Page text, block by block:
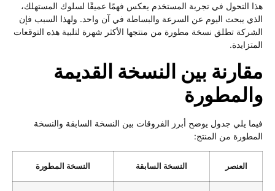
هذا التحول في تجربة المستخدم يعكس فهمًا عميقًا لسلوك المستهلك،
الذي يبحث اليوم عن السرعة والبساطة في آن واحد. ولهذا السبب فإن
الشركة تطلق نسخة مطورة من منتجها الأكثر شهرة لتلبية هذه التوقعات
المتزايدة.
مقارنة بين النسخة القديمة
والمطورة
فيما يلي جدول يوضح أبرز الفروقات بين النسخة السابقة والنسخة
المطورة من المنتج:
العنصر النسخة السابقة النسخة المطورة